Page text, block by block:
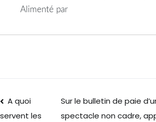
Alimenté par
A quoi
servent les
Sur le bulletin de paie
spectacle non cadre,